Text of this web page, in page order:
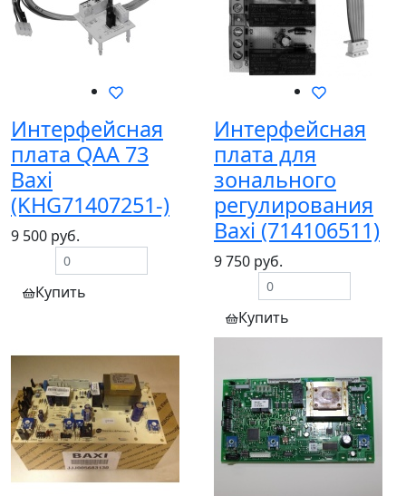
Интерфейсная
плата QAA 73
Baxi
(KHG71407251-)
9 500 руб.
Купить
Интерфейсная
плата для
зонального
регулирования
Baxi (714106511)
9 750 руб.
Купить